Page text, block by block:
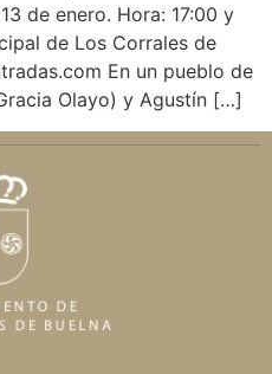
de enero. Hora: 17:00 y
de Los Corrales de
En un pueblo de
Olayo) y Agustín […]